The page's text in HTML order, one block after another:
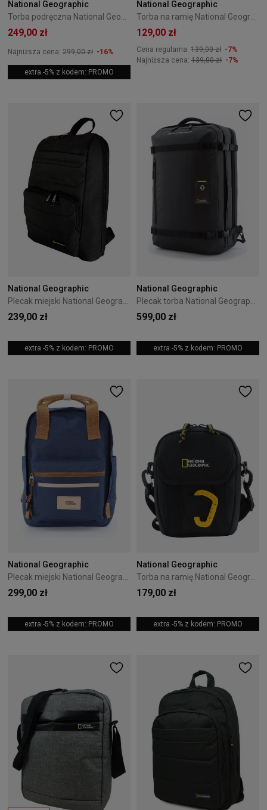
National Geographic
249,00 zł
Najniższa cena: 299,00 zł -16%
extra -5% z kodem: PROMO
National Geographic
129,00 zł
Cena regularna: 139,00 zł -7%
Najniższa cena: 139,00 zł -7%
National Geographic
239,00 zł
extra -5% z kodem: PROMO
National Geographic
599,00 zł
extra -5% z kodem: PROMO
National Geographic
299,00 zł
extra -5% z kodem: PROMO
National Geographic
179,00 zł
extra -5% z kodem: PROMO